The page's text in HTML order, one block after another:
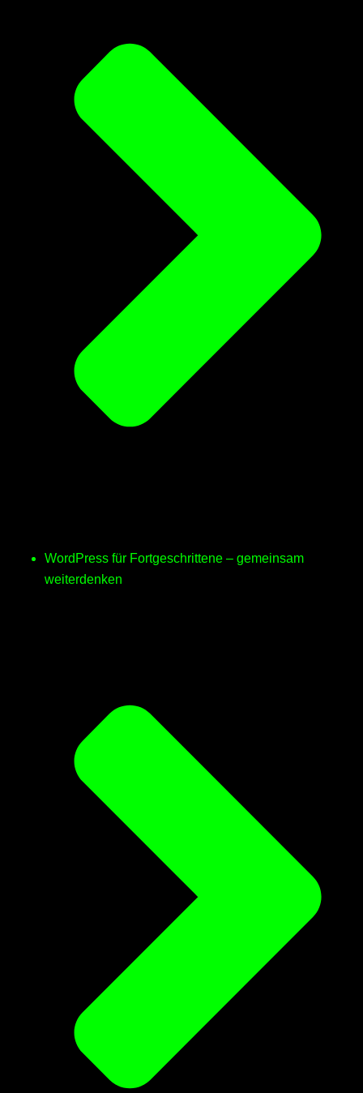
WordPress für Fortgeschrittene – gemeinsam
weiterdenken